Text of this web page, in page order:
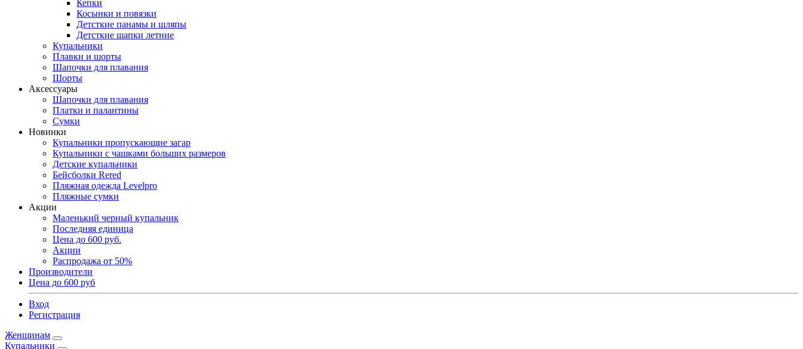
Кепки
Косынки и повязки
Детсткие панамы и шляпы
Детсткие шапки летние
Купальники
Плавки и шорты
Шапочки для плавания
Шорты
Аксессуары
Шапочки для плавания
Платки и палантины
Сумки
Новинки
Купальники пропускающие загар
Купальники с чашками больших размеров
Детские купальники
Бейсболки Rered
Пляжная одежда Levelpro
Пляжные сумки
Акции
Маленький черный купальник
Последняя единица
Цена до 600 руб.
Акции
Распродажа от 50%
Производители
Цена до 600 руб
Вход
Регистрация
Женщинам
Купальники